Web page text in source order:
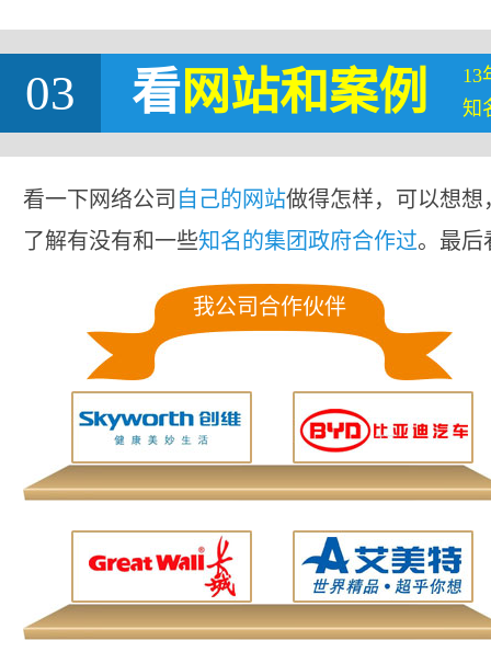
03 看网站和案例
13
知
看一下网络公司 自己的网站做得怎样，可以想
了解有没有和一些知名的集团政府合作过。最后
我公司合作伙伴